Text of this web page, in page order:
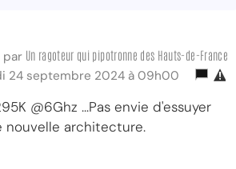
par Un ragoteur qui pipotronne des Hauts-de-France
24 septembre 2024 à 09h00
@6Ghz ...Pas envie d'essuyer
nouvelle architecture.